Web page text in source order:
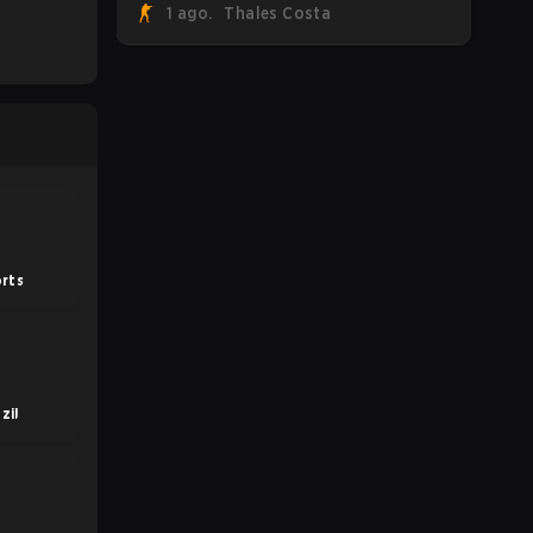
FaZe Clan, Team Spirit, Astralis e MOUZ
são os quatro sobreviventes ainda
1 ago. Thales Costa